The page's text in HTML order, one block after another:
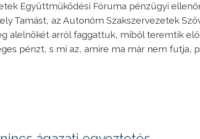
Együttműködési Fóruma pénzügyi
Tamást, az Autonóm Szakszervezetek
alelnökét arról faggattuk, miből teremtik
pénzt, s mi az, amire ma már nem futja,